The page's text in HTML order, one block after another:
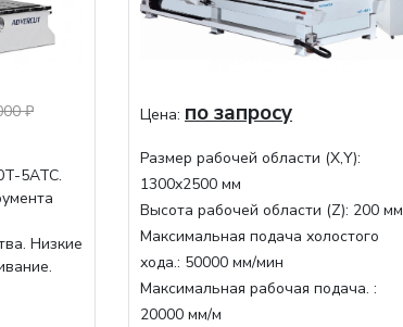
₽
5ATC.
Низкие
Цена: по запросу
Размер рабочей области (Х,Y):
1300x2500 мм
Высота рабочей области (Z): 200 мм
Максимальная подача холостого
хода.: 50000 мм/мин
Максимальная рабочая подача. :
20000 мм/м